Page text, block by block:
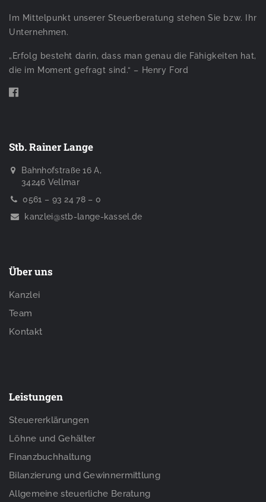
Im Mittelpunkt unserer Steuerberatung stehen Sie bzw. Ihr
Unternehmen.
„Erfolg besteht darin, dass man genau die Fähigkeiten hat,
die im Moment gefragt sind.“ – Henry Ford
Stb. Rainer Lange
Bahnhofstraße 16 A,
34246 Vellmar
0561 – 93 24 78 – 0
kanzlei@stb-lange-kassel.de
Über uns
Kanzlei
Team
Kontakt
Leistungen
Steuererklärungen
Löhne und Gehälter
Finanzbuchhaltung
Bilanzierung und Gewinnermittlung
Allgemeine steuerliche Beratung